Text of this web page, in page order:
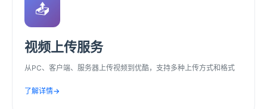
📤
视频上传服务
从PC、客户端、服务器上传视频到优酷，支持多种上传方式和格式
了解详情→